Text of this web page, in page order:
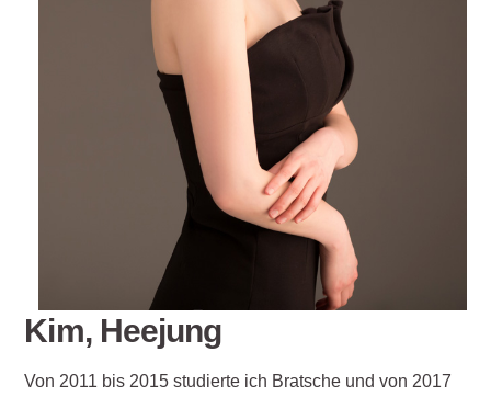
Kim, Heejung
Von 2011 bis 2015 studierte ich Bratsche und von 2017